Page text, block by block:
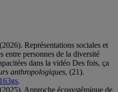
Représentations sociales et
entre personnes de la diversité
dans la vidéo Des fois, ça
anthropologiques, (21).
.
Approche écosystémique de